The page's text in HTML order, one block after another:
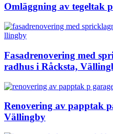
Omläggning av tegeltak
Fasadrenovering med
radhus i Råcksta,
Renovering av papptak
Vällingby